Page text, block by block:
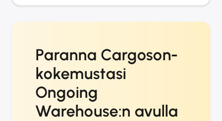
Paranna Cargoson-
kokemustasi
Ongoing
Warehouse:n avulla